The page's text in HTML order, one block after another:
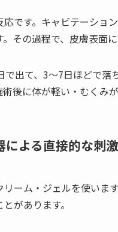
です。キャビテーショ
その過程で、皮膚表面
で出て、3〜7日ほどで
後に体が軽い・むくみ
による直接的な刺激
ーム・ジェルを使いま
があります。